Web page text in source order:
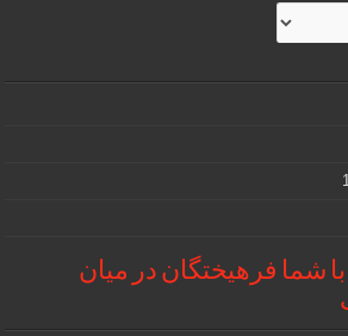
شما فرهیختگان در میان